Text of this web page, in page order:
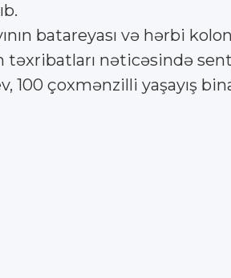
batareyası və hərbi
nəticəsində
100 çoxmənzilli yaşayış